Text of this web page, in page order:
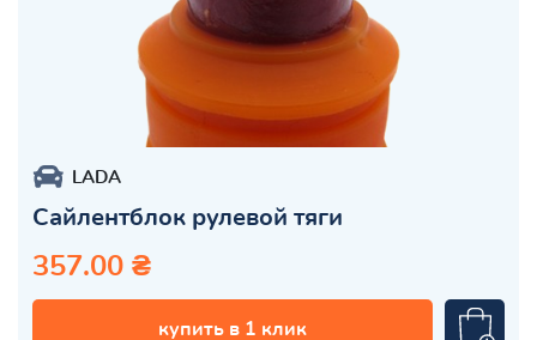
LADA
Сайлентблок рулевой тяги
357.00 ₴
купить в 1 клик